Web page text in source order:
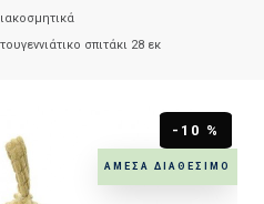
σπιτάκι 28 εκ
ΆΜΕΣΑ ΔΙΑΘΈΣΙΜΟ
-10 %